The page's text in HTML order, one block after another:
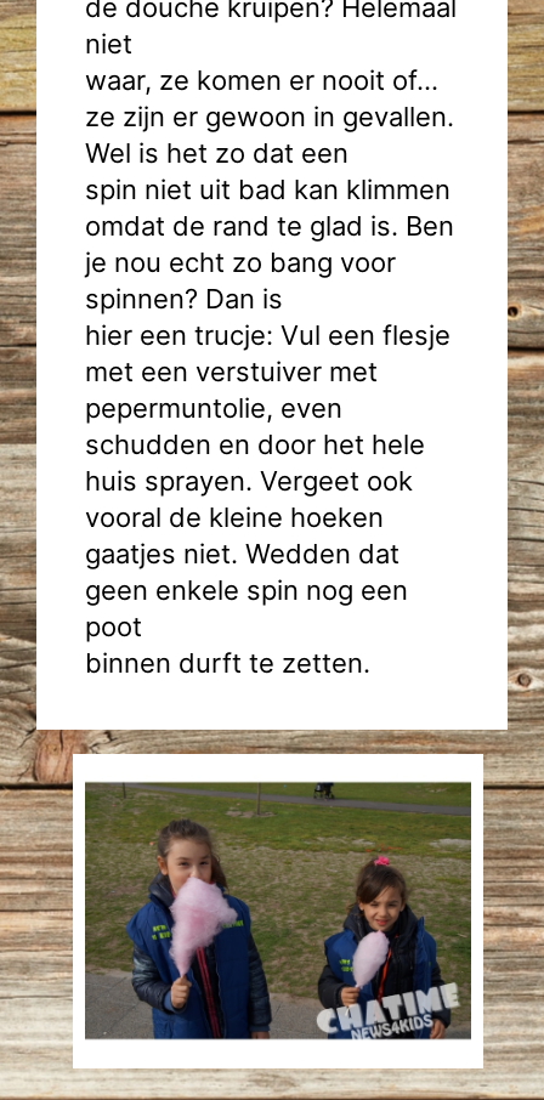
de douche kruipen? Helemaal
niet
waar, ze komen er nooit of…
ze zijn er gewoon in gevallen.
Wel is het zo dat een
spin niet uit bad kan klimmen
omdat de rand te glad is. Ben
je nou echt zo bang voor
spinnen? Dan is
hier een trucje: Vul een flesje
met een verstuiver met
pepermuntolie, even
schudden en door het hele
huis sprayen. Vergeet ook
vooral de kleine hoeken
gaatjes niet. Wedden dat
geen enkele spin nog een
poot
binnen durft te zetten.